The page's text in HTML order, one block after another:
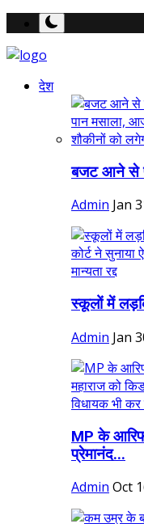
देश
बजट आने से
Admin Jan
स्कूलों में
Admin Jan
MP के
प्रेमानंद...
Admin Oct